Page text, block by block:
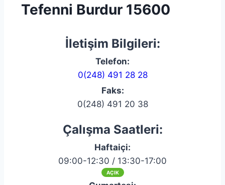
Tefenni Burdur 15600
İletişim Bilgileri:
Telefon:
0(248) 491 28 28
Faks:
0(248) 491 20 38
Çalışma Saatleri:
Haftaiçi:
09:00-12:30 / 13:30-17:00
AÇIK